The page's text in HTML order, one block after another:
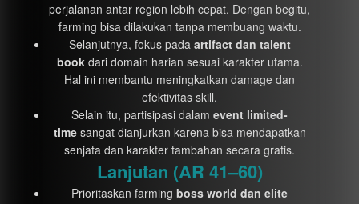
perjalanan antar region lebih cepat. Dengan begitu,
farming bisa dilakukan tanpa membuang waktu.
Selanjutnya, fokus pada artifact dan talent
bookdari domain harian sesuai karakter utama.
Hal ini membantu meningkatkan damage dan
efektivitas skill.
Selain itu, partisipasi dalam event limited-
timesangat dianjurkan karena bisa mendapatkan
senjata dan karakter tambahan secara gratis.
Lanjutan (AR 41–60)
Prioritaskan farming boss world dan elite